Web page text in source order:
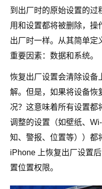
到出厂时的原始设置的过
用和设置都将被删除，操
出厂时一样。从其简单定
重要因素：数据和系统。
恢复出厂设置会清除设备
解。但是，如果将设备恢
况？这意味着所有设置都
调整的设置（如壁纸、
知、警报、位置等））都
iPhone 上恢复出厂设置
置位置权限。